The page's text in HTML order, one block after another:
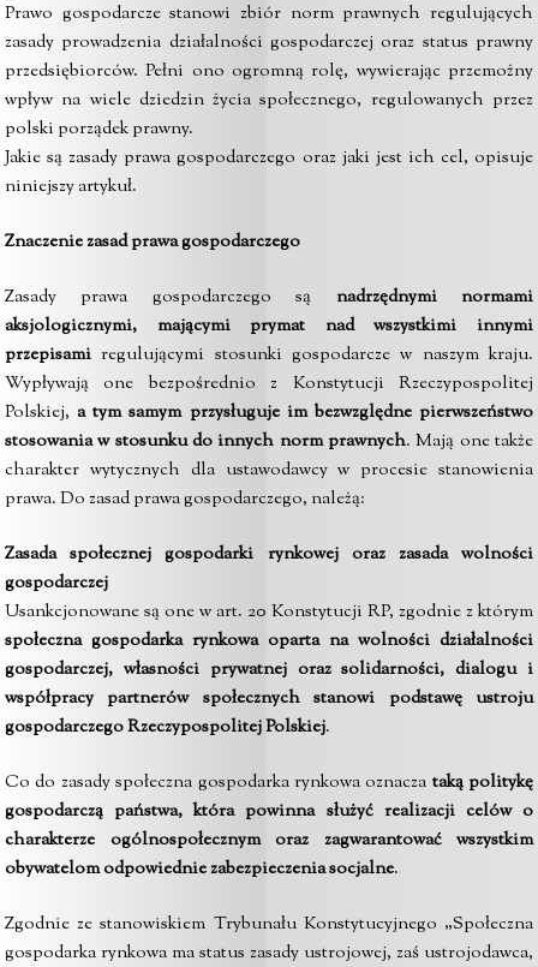
Prawo gospodarcze stanowi zbiór norm prawnych regulujących
zasady prowadzenia działalności gospodarczej oraz status prawny
przedsiębiorców. Pełni ono ogromną rolę, wywierając przemożny
wpływ na wiele dziedzin życia społecznego, regulowanych przez
polski porządek prawny.
Jakie są zasady prawa gospodarczego oraz jaki jest ich cel, opisuje
niniejszy artykuł.
Znaczenie zasad prawa gospodarczego
Zasady prawa gospodarczego są nadrzędnymi normami
aksjologicznymi, mającymi prymat nad wszystkimi innymi
przepisamiregulującymi stosunki gospodarcze w naszym kraju.
Wypływają one bezpośrednio z Konstytucji Rzeczypospolitej
Polskiej,a tym samym przysługuje im bezwzględne pierwszeństwo
stosowania w stosunku do innych norm prawnych. Mają one także
charakter wytycznych dla ustawodawcy w procesie stanowienia
prawa. Do zasad prawa gospodarczego, należą:
Zasada społecznej gospodarki rynkowej oraz zasada wolności
gospodarczej
Usankcjonowane są one w art. 20 Konstytucji RP, zgodnie z którym
społeczna gospodarka rynkowa oparta na wolności działalności
gospodarczej, własności prywatnej oraz solidarności, dialogu i
współpracy partnerów społecznych stanowi podstawę ustroju
gospodarczego Rzeczypospolitej Polskiej.
Co do zasady społeczna gospodarka rynkowa oznacza taką politykę
gospodarczą państwa, która powinna służyć realizacji celów o
charakterze ogólnospołecznym oraz zagwarantować wszystkim
obywatelom odpowiednie zabezpieczenia socjalne.
Zgodnie ze stanowiskiem Trybunału Konstytucyjnego „Społeczna
gospodarka rynkowa ma status zasady ustrojowej, zaś ustrojodawca,